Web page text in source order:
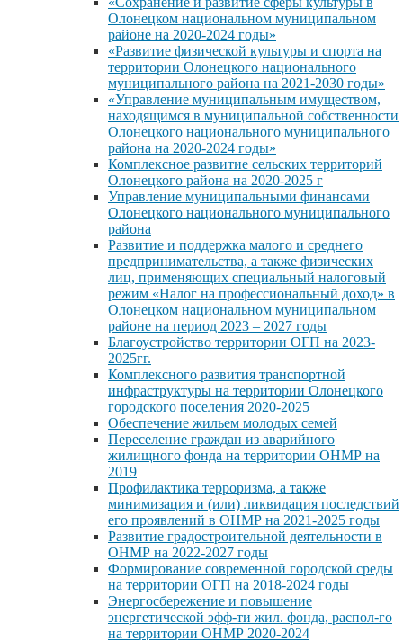
Олонецком национальном муниципальном
районе на 2020-2024 годы»
«Развитие физической культуры и спорта на
территории Олонецкого национального
муниципального района на 2021-2030 годы»
«Управление муниципальным имуществом,
находящимся в муниципальной собственности
Олонецкого национального муниципального
района на 2020-2024 годы»
Комплексное развитие сельских территорий
Олонецкого района на 2020-2025 г
Управление муниципальными финансами
Олонецкого национального муниципального
района
Развитие и поддержка малого и среднего
предпринимательства, а также физических
лиц, применяющих специальный налоговый
режим «Налог на профессиональный доход» в
Олонецком национальном муниципальном
районе на период 2023 – 2027 годы
Благоустройство территории ОГП на 2023-
2025гг.
Комплексного развития транспортной
инфраструктуры на территории Олонецкого
городского поселения 2020-2025
Обеспечение жильем молодых семей
Переселение граждан из аварийного
жилищного фонда на территории ОНМР на
2019
Профилактика терроризма, а также
минимизация и (или) ликвидация последствий
его проявлений в ОНМР на 2021-2025 годы
Развитие градостроительной деятельности в
ОНМР на 2022-2027 годы
Формирование современной городской среды
на территории ОГП на 2018-2024 годы
Энергосбережение и повышение
энергетической эфф-ти жил. фонда, распол-го
на территории ОНМР 2020-2024